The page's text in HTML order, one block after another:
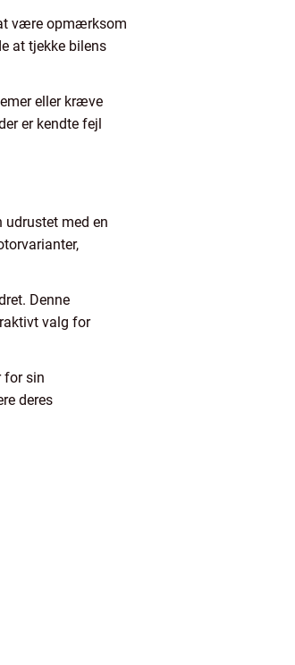
være opmærksom
at tjekke bilens
eller kræve
er kendte fejl
udrustet med en
Denne
valg for
for sin
deres